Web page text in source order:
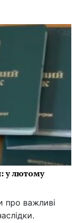
у лютому
про важливі